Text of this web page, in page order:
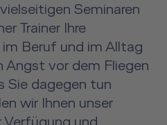
Seminaren
Trainer Ihre
Beruf und im Alltag
Angst vor dem Fliegen
Sie dagegen tun
wir Ihnen unser